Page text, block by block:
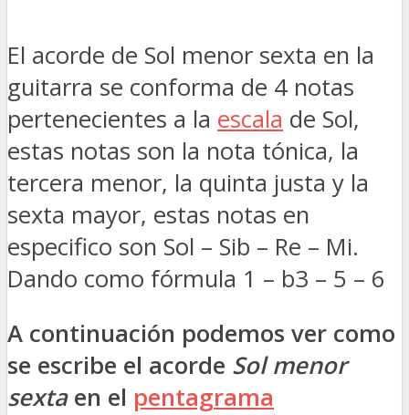
El acorde de Sol menor sexta en la
guitarra se conforma de 4 notas
pertenecientes a la escala de Sol,
estas notas son la nota tónica, la
tercera menor, la quinta justa y la
sexta mayor, estas notas en
especifico son Sol – Sib – Re – Mi.
Dando como fórmula 1 – b3 – 5 – 6
A continuación podemos ver como
se escribe el acorde Sol menor
sextaen el pentagrama